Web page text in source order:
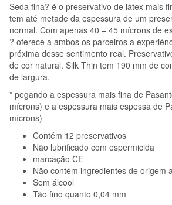
UNIDADES
Seda fina? é o preservativo de látex mais
tem até metade da espessura de um
normal. Com apenas 40 – 45 mícrons de
? oferece a ambos os parceiros a
próxima desse sentimento real.
de cor natural. Silk Thin tem 190 mm de
de largura.
* pegando a espessura mais fina de
mícrons) e a espessura mais espessa de
mícrons)
Contém 12 preservativos
Não lubrificado com espermicida
marcação CE
Não contém ingredientes de origem
Sem álcool
Tão fino quanto 0,04 mm